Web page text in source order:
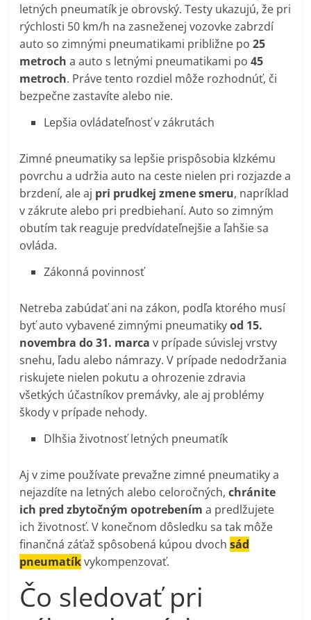
letných pneumatík je obrovský. Testy ukazujú, že pri
rýchlosti 50 km/h na zasneženej vozovke zabrzdí
auto so zimnými pneumatikami približne po 25
metroch a auto s letnými pneumatikami po45
metroch. Práve tento rozdiel môže rozhodnúť, či
bezpečne zastavíte alebo nie.
Lepšia ovládateľnosť v zákrutách
Zimné pneumatiky sa lepšie prispôsobia klzkému
povrchu a udržia auto na ceste nielen pri rozjazde a
brzdení, ale aj pri prudkej zmene smeru, napríklad
v zákrute alebo pri predbiehaní. Auto so zimným
obutím tak reaguje predvídateľnejšie a ľahšie sa
ovláda.
Zákonná povinnosť
Netreba zabúdať ani na zákon, podľa ktorého musí
byť auto vybavené zimnými pneumatikyod 15.
novembra do 31. marca v prípade súvislej vrstvy
snehu, ľadu alebo námrazy. V prípade nedodržania
riskujete nielen pokutu a ohrozenie zdravia
všetkých účastníkov premávky, ale aj problémy
škody v prípade nehody.
Dlhšia životnosť letných pneumatík
Aj v zime používate prevažne zimné pneumatiky a
nejazdíte na letných alebo celoročných,chránite
ich pred zbytočným opotrebením a predlžujete
ich životnosť. V konečnom dôsledku sa tak môže
finančná záťaž spôsobená kúpou dvochsád
pneumatíkvykompenzovať.
Čo sledovať pri